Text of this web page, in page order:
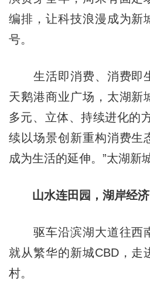
编排，让科技浪漫成为新
号。
生活即消费、消费即
天鹅港商业广场，太湖新
多元、立体、持续进化的
续以场景创新重构消费生
成为生活的延伸。”太湖新
山水连田园，湖岸经
驱车沿滨湖大道往西南
就从繁华的新城CBD，走
村。